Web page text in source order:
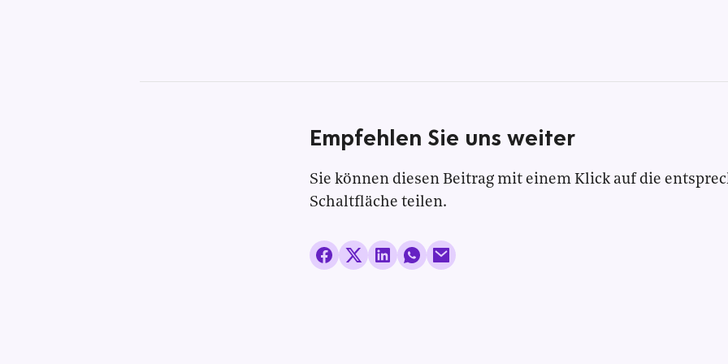
Empfehlen Sie uns weiter
Sie können diesen Beitrag mit einem Klick auf die
Schaltfläche teilen.